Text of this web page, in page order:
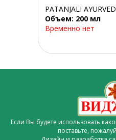
PATANJALI
Объем: 200 мл
Временно нет
Если Вы будете использовать
поставьте,